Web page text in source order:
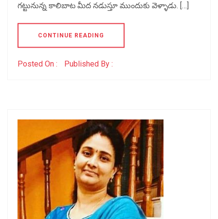
గట్టునున్న కాలిబాట మీద నడుస్తూ ముందుకు వెళ్ళాడు. […]
CONTINUE READING
Posted On : Published By :